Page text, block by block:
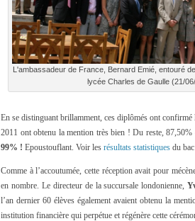
L'ambassadeur de France, Bernard Emié, entouré
lycée Charles de Gaulle (21/
En se distinguant brillamment, ces diplômés ont
2011 ont obtenu la mention très bien ! Du reste,
99% ! Epoustouflant. Voir les résultats statistiques du
Comme à l’accoutumée, cette réception avait pour
en nombre. Le directeur de la succursale londonienne,
l’an dernier 60 élèves également avaient obtenu la
institution financière qui perpétue et régénère cette